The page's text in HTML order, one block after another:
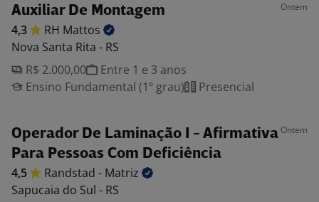
Auxiliar De Montagem Ontem
4,3 RH Mattos
Nova Santa Rita - RS
R$ 2.000,00
Entre 1 e 3 anos
Ensino Fundamental (1º grau)
Presencial
Operador De Laminação I - Afirmativa
Para Pessoas Com Deficiência
Ontem
4,5 Randstad - Matriz
Sapucaia do Sul - RS